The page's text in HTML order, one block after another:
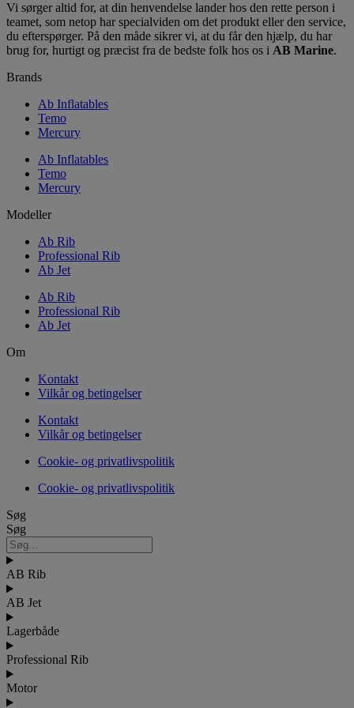
Vi sørger altid for, at din henvendelse lander hos den rette person i
teamet, som netop har specialviden om det produkt eller den service,
du efterspørger. På den måde sikrer vi, at du får den hjælp, du har
brug for, hurtigt og præcist fra de bedste folk hos os i AB Marine.
Brands
Ab Inflatables
Temo
Mercury
Ab Inflatables
Temo
Mercury
Modeller
Ab Rib
Professional Rib
Ab Jet
Ab Rib
Professional Rib
Ab Jet
Om
Kontakt
Vilkår og betingelser
Kontakt
Vilkår og betingelser
Cookie- og privatlivspolitik
Cookie- og privatlivspolitik
Søg
Søg
AB Rib
AB Jet
Lagerbåde
Professional Rib
Motor